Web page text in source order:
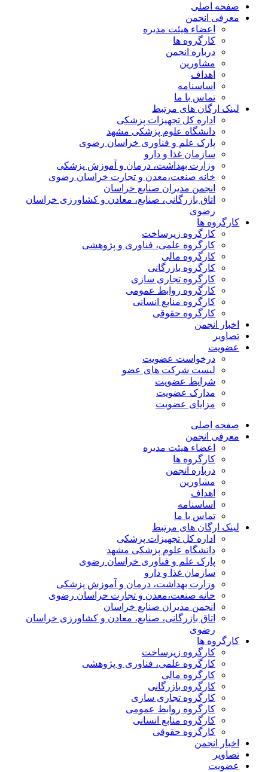
صفحه اصلی
معرفی انجمن
اعضاء هیئت مدیره
کارگروه ها
درباره انجمن
مشاورین
اهداف
اساسنامه
تماس با ما
لینک ارگان های مرتبط
اداره کل تجهیزات پزشکی
دانشگاه علوم پزشکی مشهد
پارک علم و فناوری خراسان رضوی
سازمان غذا و دارو
وزارت بهداشت، درمان و آموزش پزشکی
خانه صنعت،معدن و تجارت خراسان رضوی
انجمن مدیران صنایع خراسان
اتاق بازرگانی، صنایع، معادن و کشاورزی خراسان
رضوی
کارگروه ها
کارگروه زیرساخت
کارگروه علمی، فناوری و پژوهشی
کارگروه مالی
کارگروه بازرگانی
کارگروه تجاری سازی
کارگروه روابط عمومی
کارگروه منابع انسانی
کارگروه حقوقی
اخبار انجمن
تصاویر
عضویت
درخواست عضویت
لیست شرکت های عضو
شرایط عضویت
مدارک عضویت
مزایای عضویت
صفحه اصلی
معرفی انجمن
اعضاء هیئت مدیره
کارگروه ها
درباره انجمن
مشاورین
اهداف
اساسنامه
تماس با ما
لینک ارگان های مرتبط
اداره کل تجهیزات پزشکی
دانشگاه علوم پزشکی مشهد
پارک علم و فناوری خراسان رضوی
سازمان غذا و دارو
وزارت بهداشت، درمان و آموزش پزشکی
خانه صنعت،معدن و تجارت خراسان رضوی
انجمن مدیران صنایع خراسان
اتاق بازرگانی، صنایع، معادن و کشاورزی خراسان
رضوی
کارگروه ها
کارگروه زیرساخت
کارگروه علمی، فناوری و پژوهشی
کارگروه مالی
کارگروه بازرگانی
کارگروه تجاری سازی
کارگروه روابط عمومی
کارگروه منابع انسانی
کارگروه حقوقی
اخبار انجمن
تصاویر
عضویت